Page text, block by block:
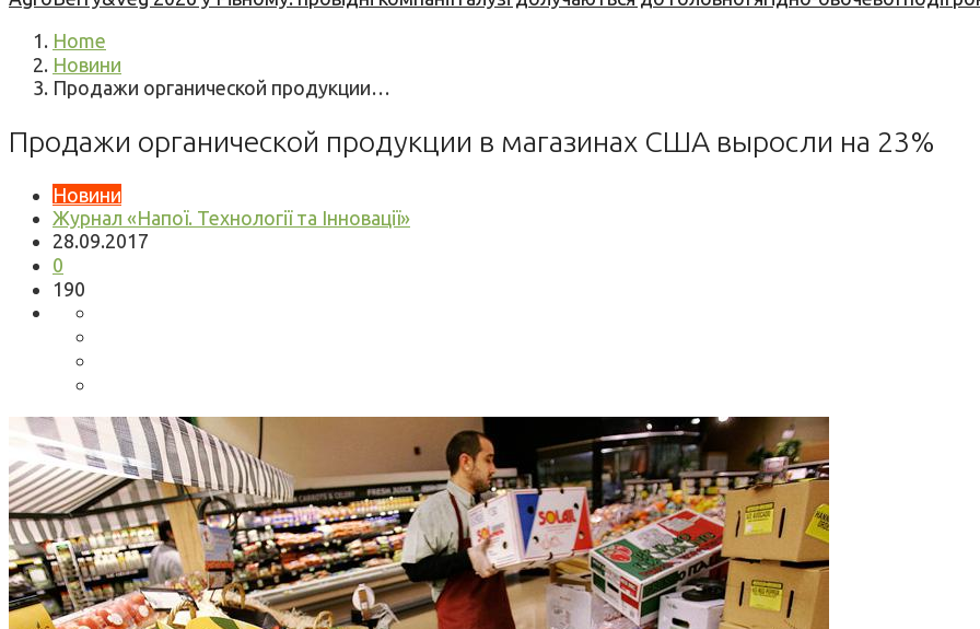
Home
Новини
Продажи органической продукции…
Продажи органической продукции в магазинах США выросли на 23%
Новини
Журнал «Напої. Технології та Інновації»
28.09.2017
0
190